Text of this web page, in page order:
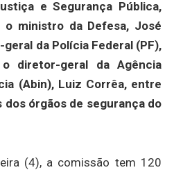
e Segurança Pública,
o ministro da Defesa, José
da Polícia Federal (PF),
diretor-geral da Agência
(Abin), Luiz Corrêa, entre
órgãos de segurança do
(4), a comissão tem 120